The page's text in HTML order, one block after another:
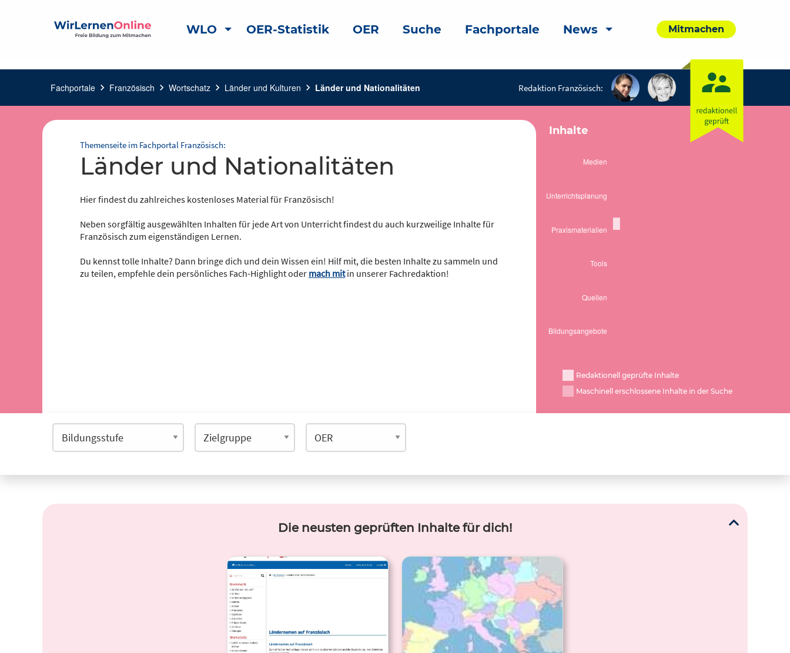
WLO OER-Statistik OER Suche Fachportale News Mitmachen
Fachportale chevron_right Französisch chevron_right Wortschatz chevron_right Länder und Kulturen chevron_right Länder und Nationalitäten Redaktion Französisch:
Themenseite im Fachportal Französisch:
Länder und Nationalitäten
Hier findest du zahlreiches kostenloses Material für Französisch!
Neben sorgfältig ausgewählten Inhalten für jede Art von Unterricht findest du auch kurzweilige Inhalte für
Französisch zum eigenständigen Lernen.
Du kennst tolle Inhalte? Dann bringe dich und dein Wissen ein! Hilf mit, die besten Inhalte zu sammeln und
zu teilen, empfehle dein persönliches Fach-Highlight oder mach mitin unserer Fachredaktion!
Inhalte
Redaktionell geprüfte Inhalte
Maschinell erschlossene Inhalte in der Suche
Die neusten geprüften Inhalte für dich!